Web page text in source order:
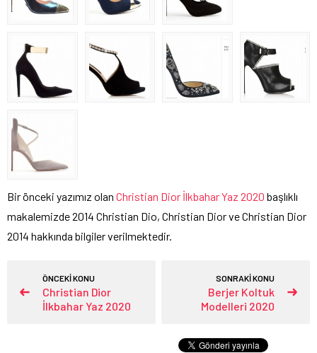
Bir önceki yazımız olan Christian Dior İlkbahar Yaz 2020 başlıklı
makalemizde 2014 Christian Dio, Christian Dior ve Christian Dior
2014 hakkında bilgiler verilmektedir.
ÖNCEKİ KONU
Christian Dior
İlkbahar Yaz 2020
SONRAKİ KONU
Berjer Koltuk
Modelleri 2020